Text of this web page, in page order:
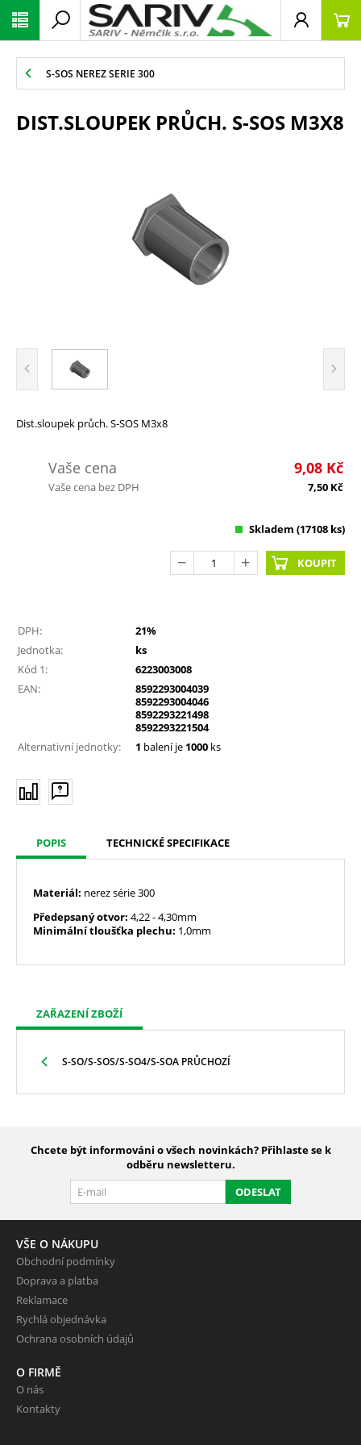
S-SOS NEREZ SERIE 300
DIST.SLOUPEK PRŮCH. S-SOS M3X8
Dist.sloupek průch. S-SOS M3x8
Vaše cena 9,08 Kč
Vaše cena bez DPH 7,50 Kč
Skladem (17108 ks)
KOUPIT
DPH:
21%
Jednotka:
ks
Kód 1:
6223003008
EAN:
8592293004039
8592293004046
8592293221498
8592293221504
Alternativní jednotky:
1 balení je 1000 ks
POPIS TECHNICKÉ SPECIFIKACE
Materiál: nerez série 300
Předepsaný otvor: 4,22- 4,30mm
Minimální tloušťka plechu: 1,0mm
ZAŘAZENÍ ZBOŽÍ
S-SO/S-SOS/S-SO4/S-SOA PRŮCHOZÍ
Chcete být informováni o všech novinkách? Přihlaste se k
odběru newsletteru.
ODESLAT
VŠE O NÁKUPU
Obchodní podmínky
Doprava a platba
Reklamace
Rychlá objednávka
Ochrana osobních údajů
O FIRMĚ
O nás
Kontakty